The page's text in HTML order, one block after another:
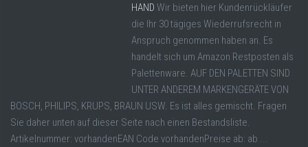
HAND Wir bieten hier Kundenrückläufer
die Ihr 30 tägiges Wiederrufsrecht in
Anspruch genommen haben an. Es
handelt sich um Amazon Restposten als
Palettenware. AUF DEN PALETTEN SIND
UNTER ANDEREM MARKENGERÄTE VON
BOSCH, PHILIPS, KRUPS, BRAUN USW. Es ist alles gemischt. Fragen
Sie daher unten auf dieser Seite nach einen Bestandsliste.
Artikelnummer: vorhandenEAN Code vorhandenPreise ab: ab ...